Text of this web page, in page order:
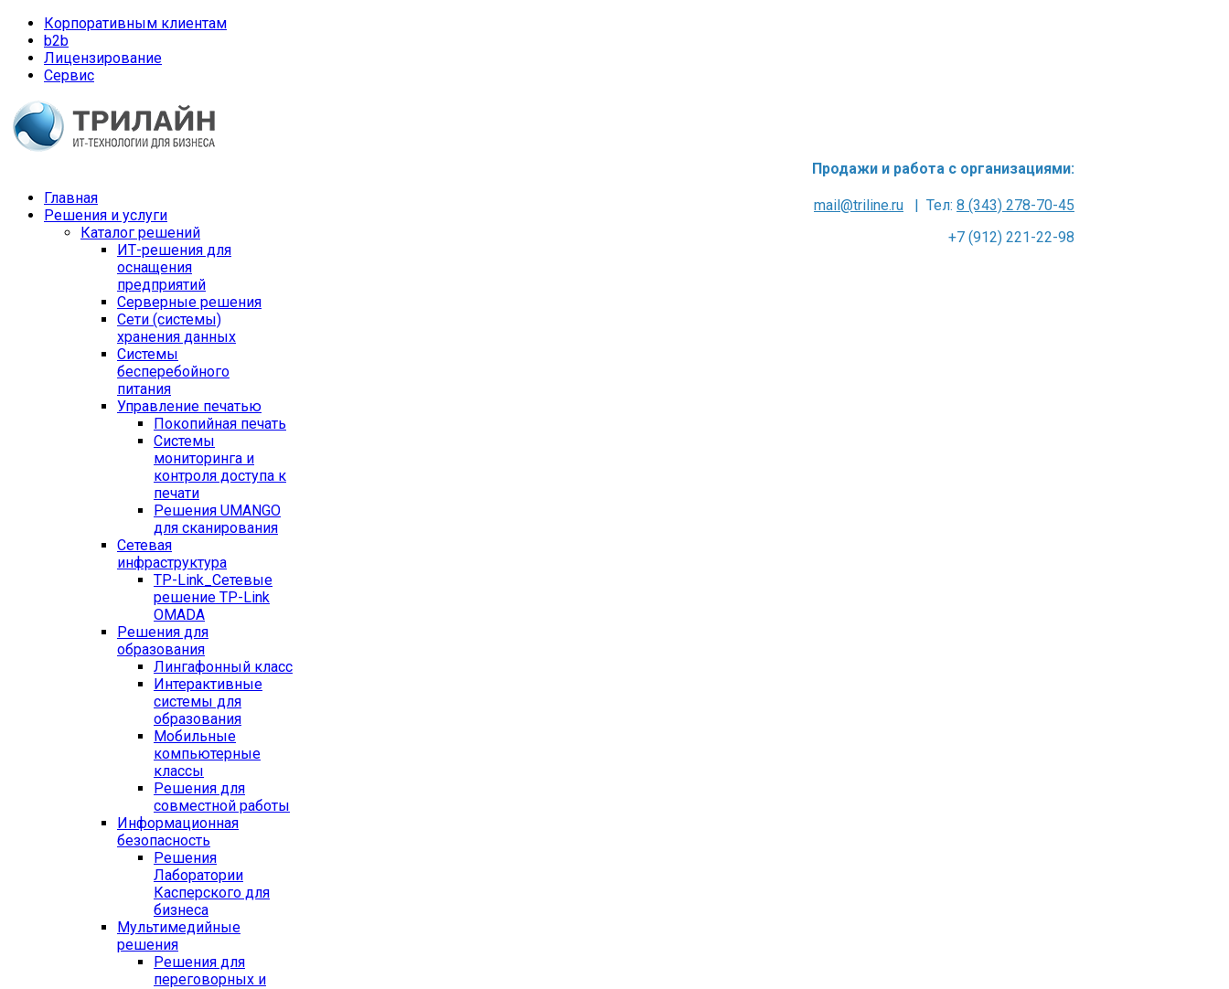
Корпоративным клиентам
b2b
Лицензирование
Сервис
Продажи и работа с организациями:
mail@triline.ru | Тел: 8 (343) 278-70-45
+7 (912) 221-22-98
Главная
Решения и услуги
Каталог решений
ИТ-решения для
оснащения
предприятий
Серверные решения
Сети (системы)
хранения данных
Системы
бесперебойного
питания
Управление печатью
Покопийная печать
Системы
мониторинга и
контроля доступа к
печати
Решения UMANGO
для сканирования
Сетевая
инфраструктура
TP-Link_ Сетевые
решение TP-Link
OMADA
Решения для
образования
Лингафонный класс
Интерактивные
системы для
образования
Мобильные
компьютерные
классы
Решения для
совместной работы
Информационная
безопасность
Решения
Лаборатории
Касперского для
бизнеса
Мультимедийные
решения
Решения для
переговорных и